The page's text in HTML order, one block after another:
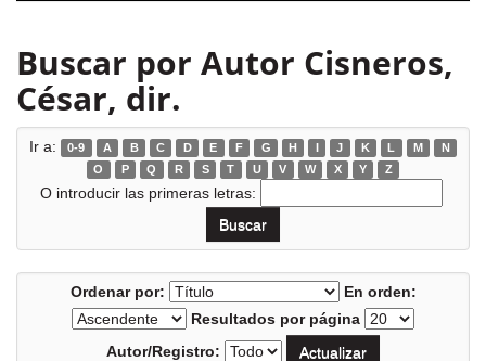
Buscar por Autor Cisneros,
César, dir.
Ir a: 0-9 A B C D E F G H I J K L M
N
O
P Q R S T U V W X Y Z
O introducir las primeras letras:
Ordenar por:
En orden:
Resultados por página
Autor/Registro: